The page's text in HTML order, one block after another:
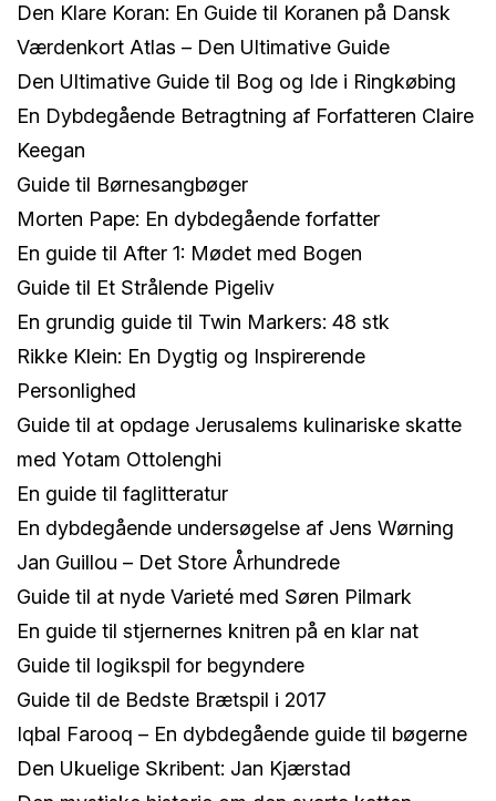
Den Klare Koran: En Guide til Koranen på Dansk
Værdenkort Atlas – Den Ultimative Guide
Den Ultimative Guide til Bog og Ide i Ringkøbing
En Dybdegående Betragtning af Forfatteren Claire
Keegan
Guide til Børnesangbøger
Morten Pape: En dybdegående forfatter
En guide til After 1: Mødet med Bogen
Guide til Et Strålende Pigeliv
En grundig guide til Twin Markers: 48 stk
Rikke Klein: En Dygtig og Inspirerende
Personlighed
Guide til at opdage Jerusalems kulinariske skatte
med Yotam Ottolenghi
En guide til faglitteratur
En dybdegående undersøgelse af Jens Wørning
Jan Guillou – Det Store Århundrede
Guide til at nyde Varieté med Søren Pilmark
En guide til stjernernes knitren på en klar nat
Guide til logikspil for begyndere
Guide til de Bedste Brætspil i 2017
Iqbal Farooq – En dybdegående guide til bøgerne
Den Ukuelige Skribent: Jan Kjærstad